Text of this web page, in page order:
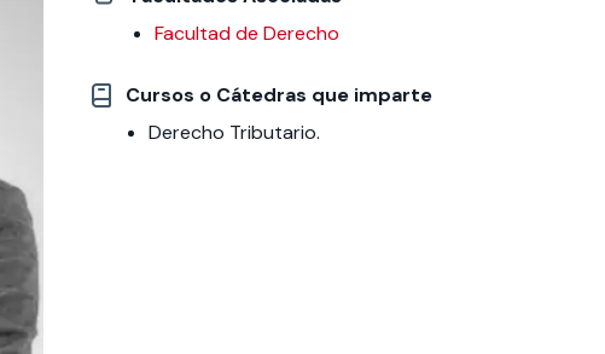
estudiantiles
Facultad de Derecho
Cursos o Cátedras que imparte
Derecho Tributario.